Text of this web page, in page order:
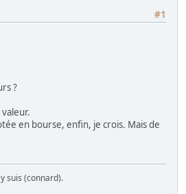
#1
?
en bourse, enfin, je crois. Mais de
suis (connard).